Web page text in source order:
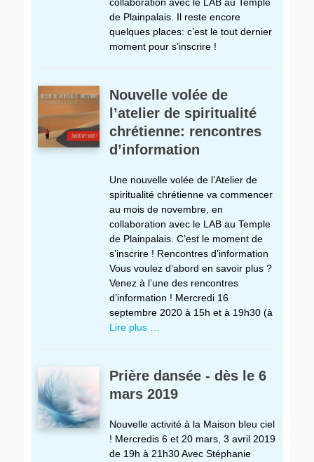
de Plainpalais. Il reste encore
quelques places: c’est le tout dernier
moment pour s’inscrire !
Nouvelle volée de
l’atelier de spiritualité
chrétienne: rencontres
d’information
Une nouvelle volée de l’Atelier de
spiritualité chrétienne va commencer
au mois de novembre, en
collaboration avec le LAB au Temple
de Plainpalais. C’est le moment de
s’inscrire ! Rencontres d’information
Vous voulez d’abord en savoir plus ?
Venez à l’une des rencontres
d’information ! Mercredi 16
septembre 2020 à 15h et à 19h30 (à
Lire plus …
Prière dansée - dès le 6
mars 2019
Nouvelle activité à la Maison bleu ciel
! Mercredis 6 et 20 mars, 3 avril 2019
de 19h à 21h30 Avec Stéphanie